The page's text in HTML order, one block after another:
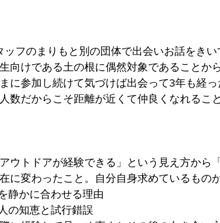
ッフのまりもと別の団体で出会いお話をき
向けである土の根に偶然対象であることか
に参加し続けて気づけば出会って3年も経
数だからこそ距離が近くて仲良くなれるこ
ウトドアが経験できる」という見え方から
に変わったこと。自分自身求めているもの
静かに合わせる理由
の知恵と試行錯誤